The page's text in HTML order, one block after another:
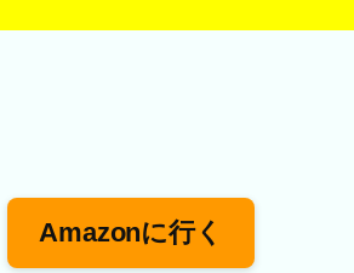
Amazonに行く